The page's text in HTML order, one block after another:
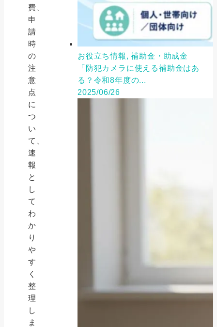
費、
申
請
時
の
注
意
点
に
つ
い
て、
速
報
と
し
て
わ
か
り
や
す
く
整
理
し
ま
お役立ち情報, 補助金・助成金
「防犯カメラに使える補助金はあ
る？令和8年度の...
2025/06/26